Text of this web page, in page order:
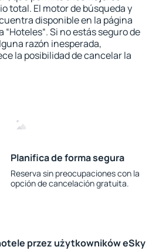
total. El motor de búsqueda y
disponible en la página
Si no estás seguro de
razón inesperada,
la posibilidad de cancelar la
Planifica de forma segura
Reserva sin preocupaciones con la
opción de cancelación gratuita.
przez użytkowników eSky